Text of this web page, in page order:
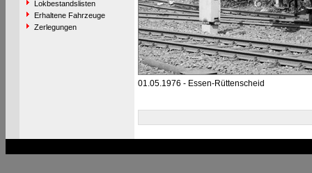
Lokbestandslisten
Erhaltene Fahrzeuge
Zerlegungen
01.05.1976 - Essen-Rüttenscheid